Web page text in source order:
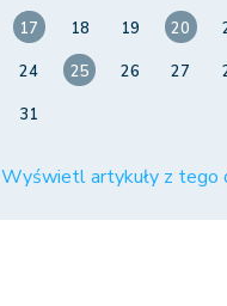
17
18 19 20
24
25 26 27
31
Wyświetl artykuły z tego